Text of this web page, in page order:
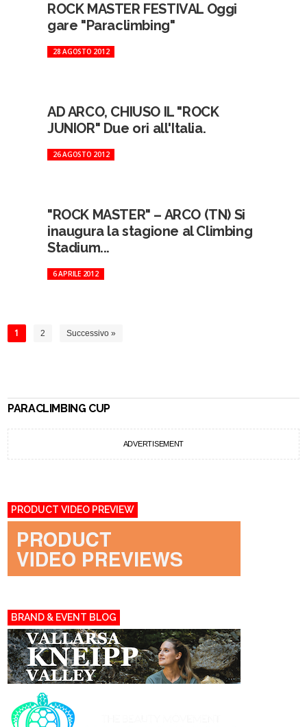
ROCK MASTER FESTIVAL Oggi
gare "Paraclimbing"
28 AGOSTO 2012
AD ARCO, CHIUSO IL "ROCK
JUNIOR" Due ori all'Italia.
26 AGOSTO 2012
"ROCK MASTER" – ARCO (TN) Si
inaugura la stagione al Climbing
Stadium...
6 APRILE 2012
1 2 Successivo »
PARACLIMBING CUP
ADVERTISEMENT
PRODUCT VIDEO PREVIEW
BRAND & EVENT BLOG